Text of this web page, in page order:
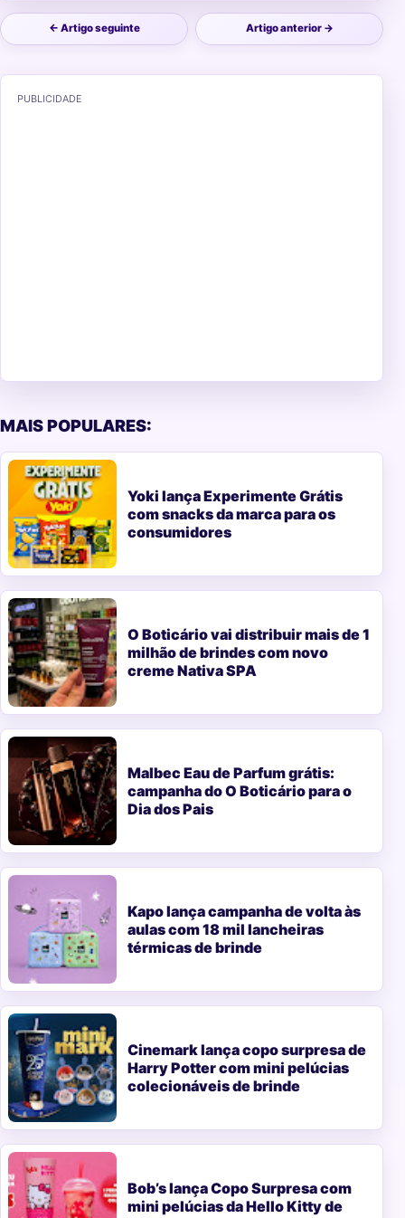
← Artigo seguinte Artigo anterior →
PUBLICIDADE
MAIS POPULARES:
Yoki lança Experimente Grátis
com snacks da marca para os
consumidores
O Boticário vai distribuir mais de 1
milhão de brindes com novo
creme Nativa SPA
Malbec Eau de Parfum grátis:
campanha do O Boticário para o
Dia dos Pais
Kapo lança campanha de volta às
aulas com 18 mil lancheiras
térmicas de brinde
Cinemark lança copo surpresa de
Harry Potter com mini pelúcias
colecionáveis de brinde
Bob’s lança Copo Surpresa com
mini pelúcias da Hello Kitty de